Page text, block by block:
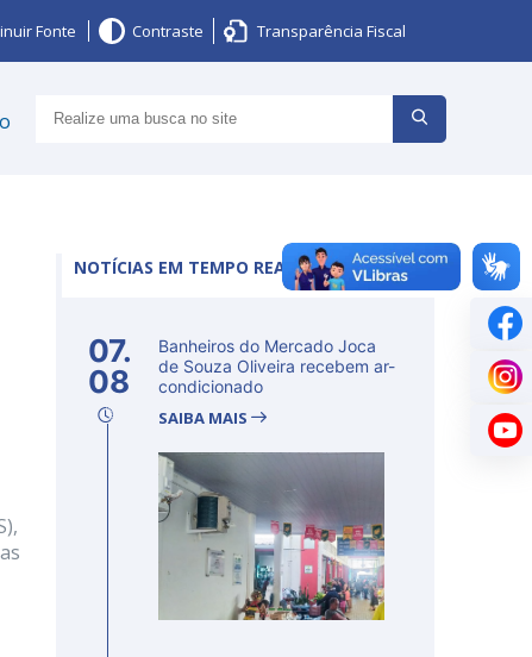
Fonte Contraste Transparência Fiscal
NOTÍCIAS EM TEMPO REAL
07.
08
Banheiros do Mercado Joca
de Souza Oliveira recebem ar-
condicionado
SAIBA MAIS